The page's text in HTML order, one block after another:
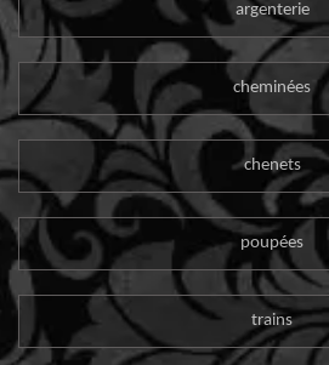
argenterie
cheminées
chenets
poupées
trains